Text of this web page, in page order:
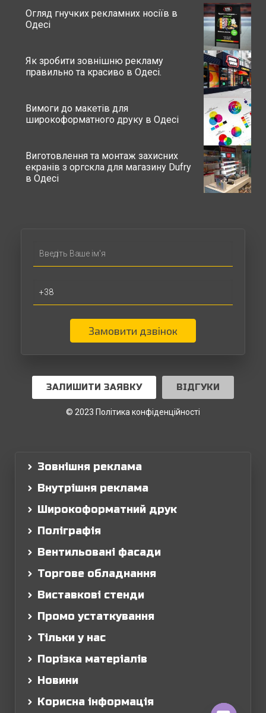
Огляд гнучких рекламних носіїв в
Одесі
Як зробити зовнішню рекламу
правильно та красиво в Одесі.
Вимоги до макетів для
широкоформатного друку в Одесі
Виготовлення та монтаж захисних
екранів з оргскла для магазину Dufry
в Одесі
Замовити дзвінок
ЗАЛИШИТИ ЗАЯВКУ ВІДГУКИ
© 2023 Політика конфіденційності
Зовнішня реклама
Внутрішня реклама
Широкоформатний друк
Поліграфія
Вентильовані фасади
Торгове обладнання
Виставкові стенди
Промо устаткування
Тільки у нас
Порізка матеріалів
Новини
Корисна інформація